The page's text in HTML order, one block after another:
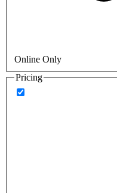
Online Only
Pricing